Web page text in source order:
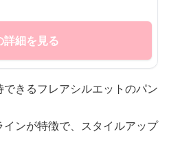
詳細を見る
きるフレアシルエットのパン
ンが特徴で、スタイルアップ